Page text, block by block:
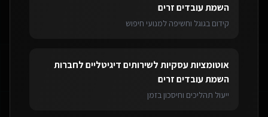
השמת עובדים זרים
קידום בגוגל וחשיפה למנועי חיפוש
אוטומציות עסקיותלשירותים דיגיטליים לחברות
השמת עובדים זרים
ייעול תהליכים וחיסכון בזמן